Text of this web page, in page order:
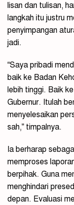
lisan dan tulisan,
langkah itu justru
penyimpangan
jadi.
“Saya pribadi
baik ke Badan
lebih tinggi. Baik
Gubernur. Itulah
menyelesaikan
sah,” timpalnya.
Ia berharap
memproses
berpihak. Guna
menghindari
depan. Evaluasi